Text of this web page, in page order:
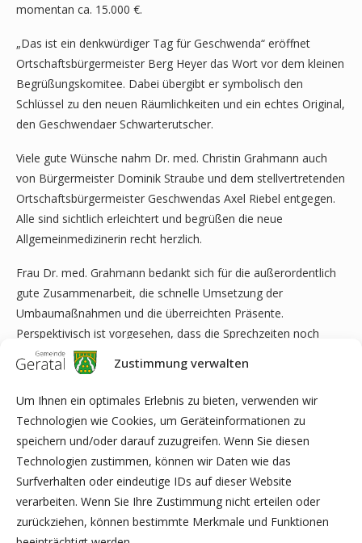
Zustimmung verwalten
Um Ihnen ein optimales Erlebnis zu bieten, verwenden wir
Technologien wie Cookies, um Geräteinformationen zu
speichern und/oder darauf zuzugreifen. Wenn Sie diesen
Technologien zustimmen, können wir Daten wie das
Surfverhalten oder eindeutige IDs auf dieser Website
verarbeiten. Wenn Sie Ihre Zustimmung nicht erteilen oder
zurückziehen, können bestimmte Merkmale und Funktionen
momentan ca. 15.000 €.
„Das ist ein denkwürdiger Tag für Geschwenda“ eröffnet
Ortschaftsbürgermeister Berg Heyer das Wort vor dem kleinen
Begrüßungskomitee. Dabei übergibt er symbolisch den
Schlüssel zu den neuen Räumlichkeiten und ein echtes Original,
den Geschwendaer Schwarterutscher.
Viele gute Wünsche nahm Dr. med. Christin Grahmann auch
von Bürgermeister Dominik Straube und dem stellvertretenden
Ortschaftsbürgermeister Geschwendas Axel Riebel entgegen.
Alle sind sichtlich erleichtert und begrüßen die neue
Allgemeinmedizinerin recht herzlich.
Frau Dr. med. Grahmann bedankt sich für die außerordentlich
gute Zusammenarbeit, die schnelle Umsetzung der
Umbaumaßnahmen und die überreichten Präsente.
Perspektivisch ist vorgesehen, dass die Sprechzeiten noch
erweitert werden.
Arzthelferin herzlich in der Gemeinde Geratal willkommen und
wünschen alles Gute, viel Erfolg und eine Menge zufriedene
Patienten!